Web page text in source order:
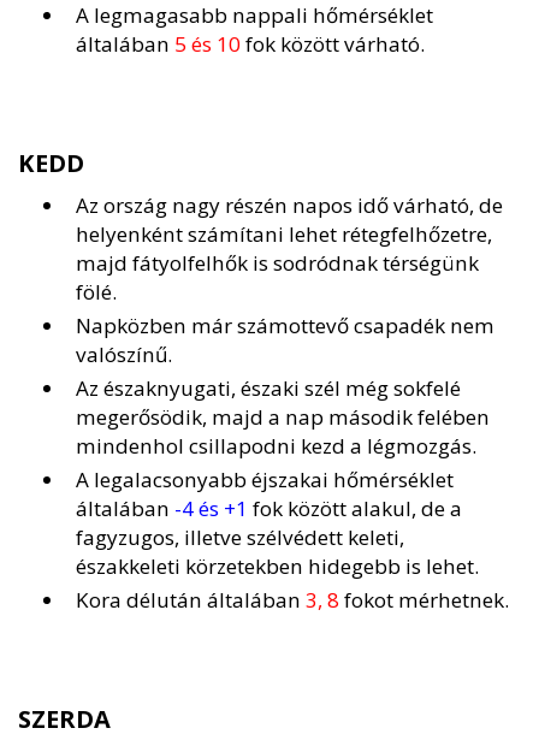
A legmagasabb nappali hőmérséklet
általában 5 és 10fok között várható.
KEDD
Az ország nagy részén napos idő várható, de
helyenként számítani lehet rétegfelhőzetre,
majd fátyolfelhők is sodródnak térségünk
fölé.
Napközben már számottevő csapadék nem
valószínű.
Az északnyugati, északi szél még sokfelé
megerősödik, majd a nap második felében
mindenhol csillapodni kezd a légmozgás.
A legalacsonyabb éjszakai hőmérséklet
általában -4 és +1 fok között alakul, de a
fagyzugos, illetve szélvédett keleti,
északkeleti körzetekben hidegebb is lehet.
Kora délután általában 3, 8 fokot mérhetnek.
SZERDA